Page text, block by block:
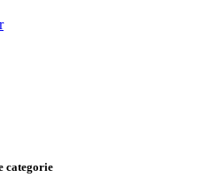
categorie